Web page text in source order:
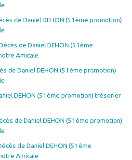
de Daniel DEHON (51ème promotion)
de Daniel DEHON (51ème
Amicale
de Daniel DEHON (51ème promotion)
DEHON (51ème promotion) trésorier
de Daniel DEHON (51ème promotion)
de Daniel DEHON (51ème
Amicale